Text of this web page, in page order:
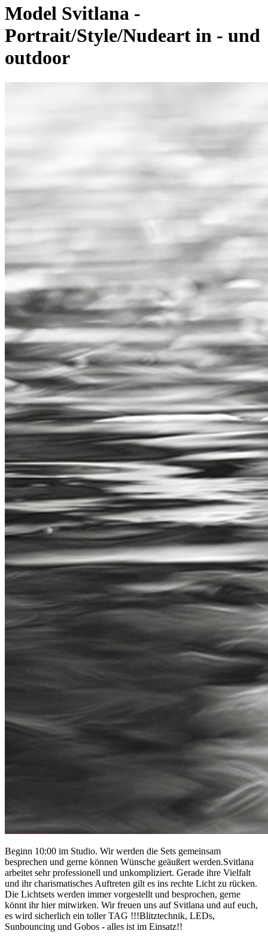
Model Svitlana -
Portrait/Style/Nudeart in - und
outdoor
Beginn 10:00 im Studio. Wir werden die Sets gemeinsam
besprechen und gerne können Wünsche geäußert werden.Svitlana
arbeitet sehr professionell und unkompliziert. Gerade ihre Vielfalt
und ihr charismatisches Auftreten gilt es ins rechte Licht zu rücken.
Die Lichtsets werden immer vorgestellt und besprochen, gerne
könnt ihr hier mitwirken. Wir freuen uns auf Svitlana und auf euch,
es wird sicherlich ein toller TAG !!!Blitztechnik, LEDs,
Sunbouncing und Gobos - alles ist im Einsatz!!